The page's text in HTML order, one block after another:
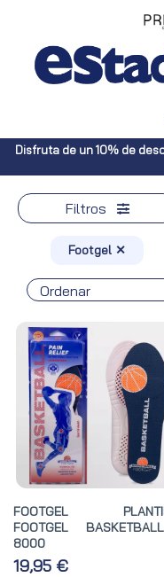
Disfruta de un 10% de
Filtros
Footgel ✕
FOOTGEL
FOOTGEL
8000
19,95 €